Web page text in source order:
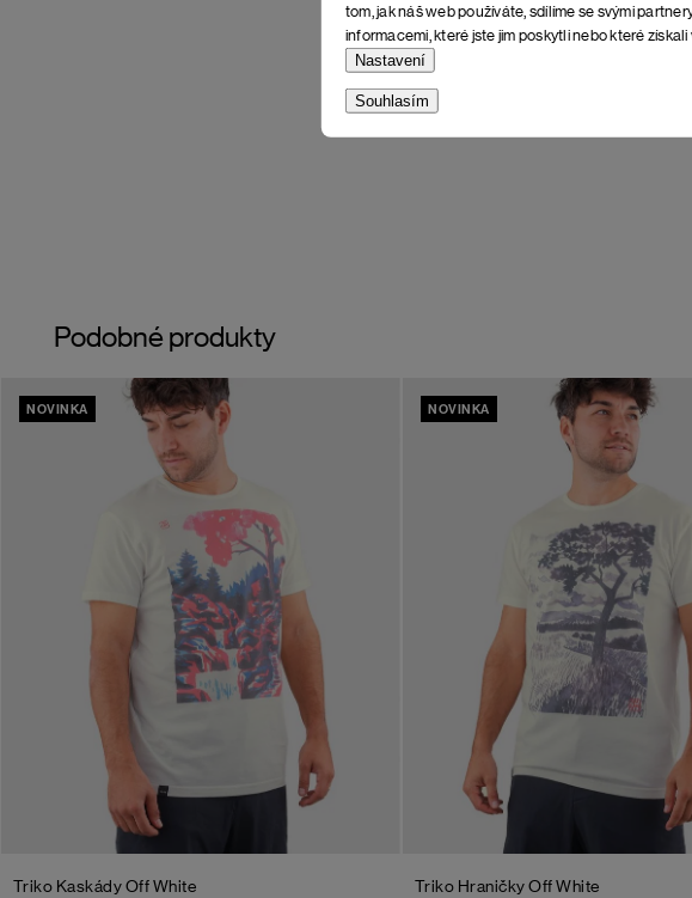
tom, jak náš web používáte, sdílíme se svými
informacemi, které jste jim poskytli nebo které
Nastavení
Souhlasím
Podobné produkty
NOVINKA
Triko KaskádyOff White
NOVINKA
Triko HraničkyOff White